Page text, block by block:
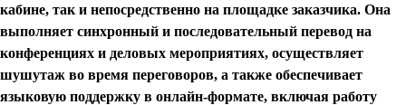
кабине, так и непосредственно на площадке заказчика. Она
выполняет синхронный и последовательный перевод на
конференциях и деловых мероприятиях, осуществляет
шушутаж во время переговоров, а также обеспечивает
языковую поддержку в онлайн-формате, включая работу